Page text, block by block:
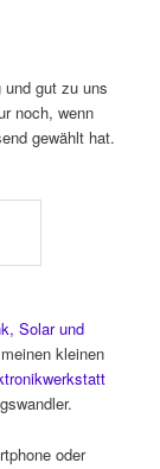
und gut zu uns
noch, wenn
gewählt hat.
Solar und
kleinen
oder